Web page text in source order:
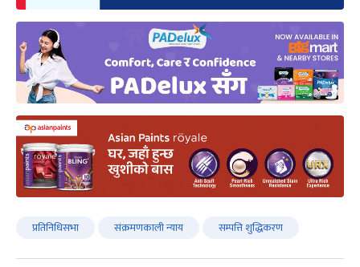
प्रतिनिधिसभा संक्रमणकाली न्याय सम्पत्ति शुद्धिकरण